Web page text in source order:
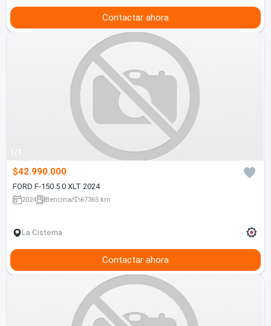
Contactar ahora
1/1
$42.990.000
FORD F-150 5.0 XLT 2024
2024 Bencina 67365 km
La Cisterna
Contactar ahora